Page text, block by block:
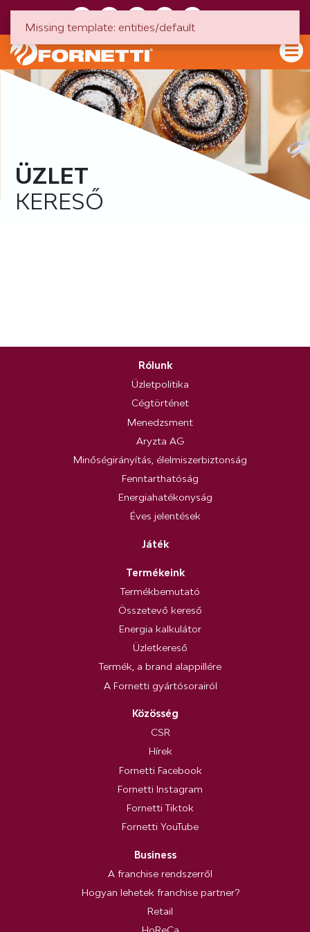
ÜZLET
KERESŐ
Rólunk
Üzletpolitika
Cégtörténet
Menedzsment
Aryzta AG
Minőségirányítás, élelmiszerbiztonság
Fenntarthatóság
Energiahatékonyság
Éves jelentések
Játék
Termékeink
Termékbemutató
Összetevő kereső
Energia kalkulátor
Üzletkereső
Termék, a brand alappillére
A Fornetti gyártósorairól
Közösség
CSR
Hírek
Fornetti Facebook
Fornetti Instagram
Fornetti Tiktok
Fornetti YouTube
Business
A franchise rendszerről
Hogyan lehetek franchise partner?
Retail
Missing template: entities/default